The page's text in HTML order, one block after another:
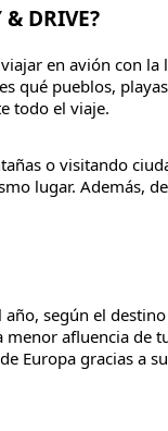
& DRIVE?
en avión con
qué pueblos,
todo el viaje.
o visitando
lugar. Además,
según el
afluencia de
Europa gracias a